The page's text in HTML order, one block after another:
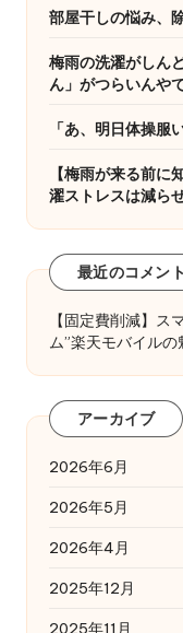
部屋干しの悩み、
梅雨の洗濯がしん
ん」がつらいんや
「あ、明日体操服
【梅雨が来る前
濯ストレスは減ら
最近のコメント
【固定費削減】ス
ム”楽天モバイルの
アーカイブ
2026年6月
2026年5月
2026年4月
2025年12月
2025年11月